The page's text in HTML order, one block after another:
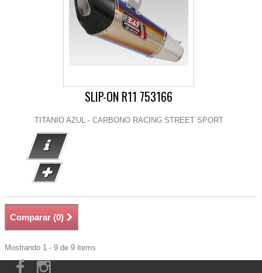
SLIP-ON R11 753166
TITANIO AZUL - CARBONO RACING STREET SPORT
Comparar (0)
Mostrando 1 - 9 de 9 items